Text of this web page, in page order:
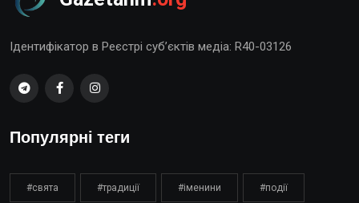
Ідентифікатор в Реєстрі суб’єктів медіа: R40-03126
Популярні теги
#свята #традиції #іменини #події